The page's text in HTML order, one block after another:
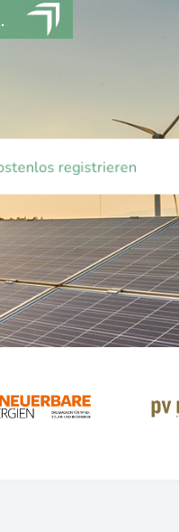
registrieren